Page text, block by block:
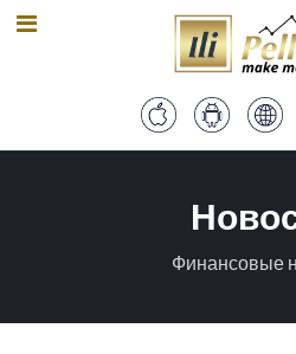
Финансовые